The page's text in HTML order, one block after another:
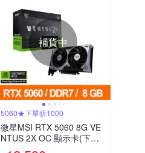
補貨中
5060★下單折1000
微星MSI RTX 5060 8G VE
NTUS 2X OC 顯示卡(下單
折千)